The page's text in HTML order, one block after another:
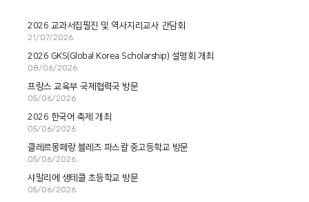
2026 교과서집필진 및 역사지리교사 간담회
21/07/2026
2026 GKS(Global Korea Scholarship) 설명회 개최
08/06/2026
프랑스 교육부 국제협력국 방문
05/06/2026
2026 한국어 축제 개최
05/06/2026
클레르몽페랑 블레즈 파스칼 중고등학교 방문
05/06/2026
샤말리에 생테클 초등학교 방문
05/06/2026